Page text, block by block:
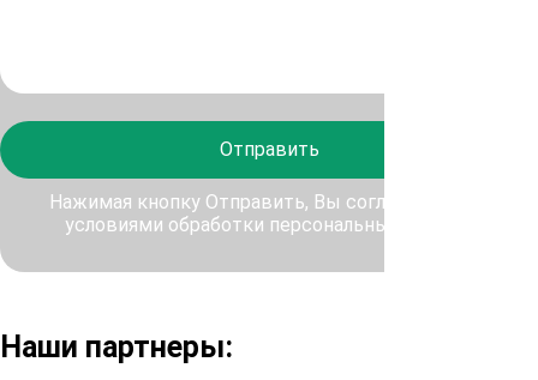
Отправить
Нажимая кнопку Отправить, Вы соглашаетесь с
условиями обработки персональных данных
Наши партнеры: